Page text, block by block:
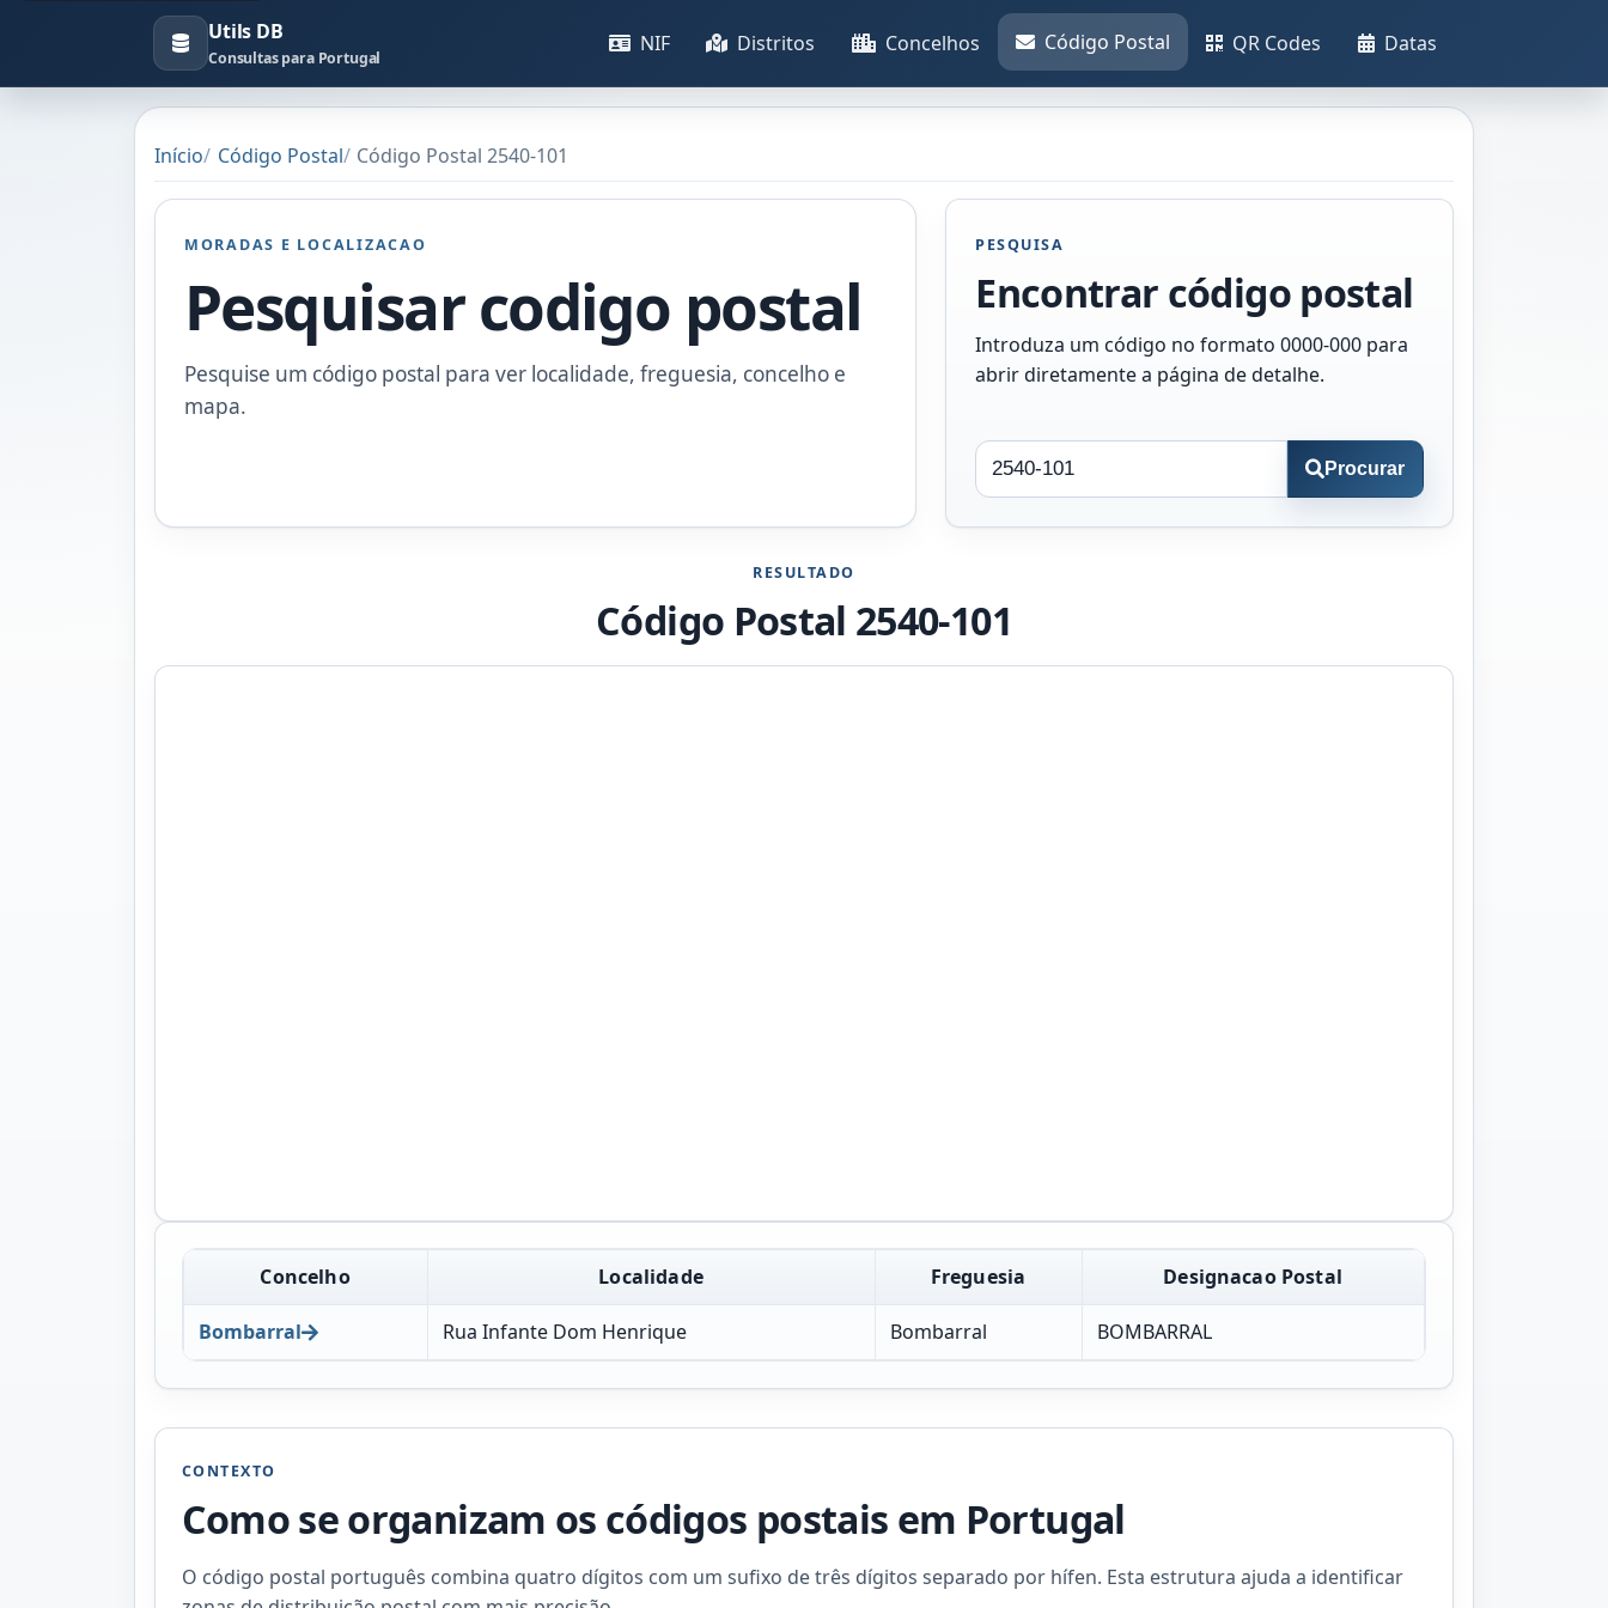
Utils DB
Consultas para Portugal
NIF Distritos Concelhos Código Postal QR Codes Datas
Início Código Postal Código Postal 2540-101
MORADAS E LOCALIZACAO
Pesquisar codigo postal
Pesquise um código postal para ver localidade, freguesia, concelho e
mapa.
PESQUISA
Encontrar código postal
Introduza um código no formato 0000-000 para
abrir diretamente a página de detalhe.
Procurar
RESULTADO
Código Postal 2540-101
Concelho Localidade Freguesia Designacao Postal
Bombarral Rua Infante Dom Henrique Bombarral BOMBARRAL
CONTEXTO
Como se organizam os códigos postais em Portugal
O código postal português combina quatro dígitos com um sufixo de três dígitos separado por hífen. Esta estrutura ajuda a identificar